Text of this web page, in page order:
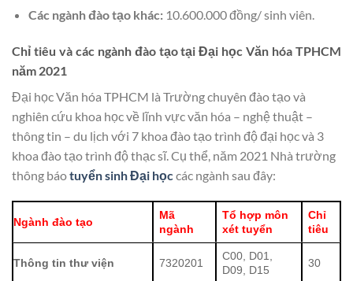
Các ngành đào tạo khác:10.600.000 đồng/ sinh viên.
Chỉ tiêu và các ngành đào tạo tại Đại học Văn hóa TPHCM
năm 2021
Đại học Văn hóa TPHCM là Trường chuyên đào tạo và
nghiên cứu khoa học về lĩnh vực văn hóa – nghệ thuật –
thông tin – du lịch với 7 khoa đào tạo trình độ đại học và 3
khoa đào tạo trình độ thạc sĩ. Cụ thể, năm 2021 Nhà trường
thông báotuyển sinh Đại học các ngành sau đây:
Ngành đào tạo
Mã
ngành
Tổ hợp môn
xét tuyển
Chỉ
tiêu
Thông tin thư viện 7320201
C00, D01,
D09, D15
30